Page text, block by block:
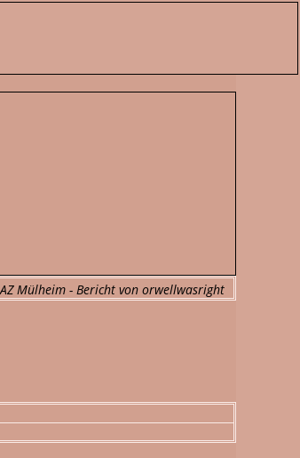
Mülheim - Bericht von orwellwasright